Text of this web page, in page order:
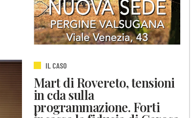
IL CASO
Mart di Rovereto, tensioni
in cda sulla
programmazione. Forti